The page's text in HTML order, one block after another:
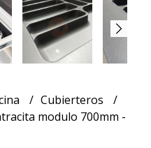
Cubierteros
modulo 700mm -